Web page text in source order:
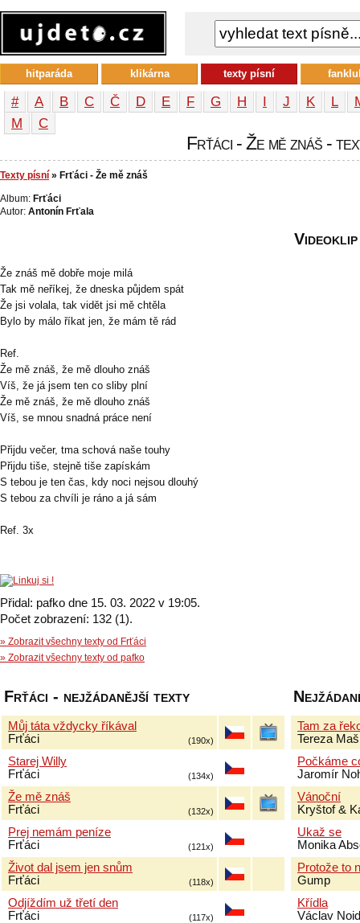
# A B C Č D E F G H I J K L
М
С
Frťáci - Že mě znáš -
Texty písní » Frťáci - Že mě znáš
Album: Frťáci
Autor: Antonín Frťala
Že znáš mě dobře moje milá
Tak mě neříkej, že dneska půjdem spát
Že jsi volala, tak vidět jsi mě chtěla
Bylo by málo říkat jen, že mám tě rád
Ref.
Že mě znáš, že mě dlouho znáš
Víš, že já jsem ten co sliby plní
Že mě znáš, že mě dlouho znáš
Víš, se mnou snadná práce není
Přijdu večer, tma schová naše touhy
Přijdu tiše, stejně tiše zapískám
S tebou je ten čas, kdy noci nejsou dlouhý
S tebou za chvíli je ráno a já sám
Ref. 3x
Přidal: pafko dne 15. 03. 2022 v 19:05.
Počet zobrazení: 132 (1).
» Zobrazit všechny texty od Frťáci
» Zobrazit všechny texty od pafko
Videoklip
Frťáci - nejžádanější texty
Můj táta vždycky říkával
Frťáci
(190x)
Starej Willy
Frťáci
(134x)
Že mě znáš
Frťáci
(132x)
Prej nemám peníze
Frťáci
(121x)
Život dal jsem jen snům
Frťáci
(118x)
Odjíždím už třetí den
Frťáci
(117x)
Tam za
Tereza
Počkáme
Jaromír
Vánoční
Kryštof &
Ukaž se
Monika
Protože to
Gump
Křídla
Václav
hitparáda klikárna texty písní